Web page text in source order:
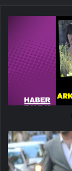
tatilde
Nilüfer'in
pandemi
alışkanlığı